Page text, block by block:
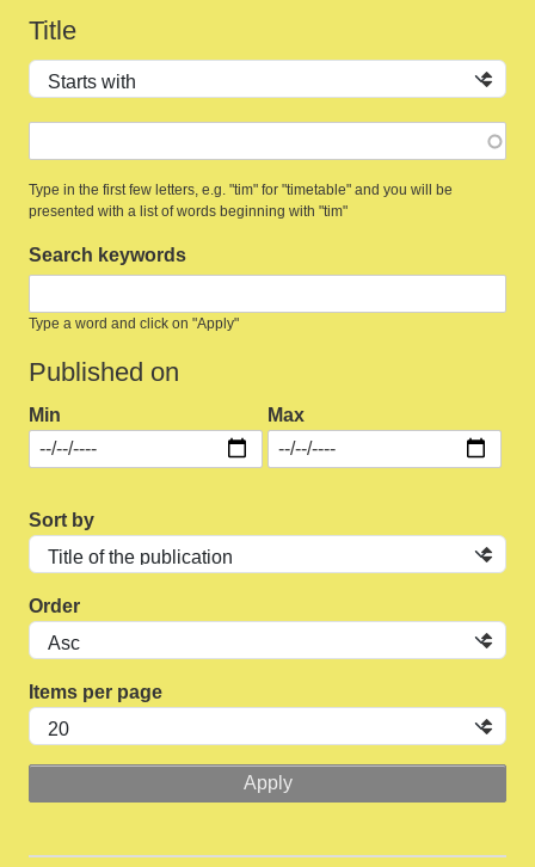
Title
Operator
Type in the first few letters, e.g. "tim" for "timetable" and you will be
presented with a list of words beginning with "tim"
Search keywords
Type a word and click on "Apply"
Published on
Min Max
Sort by
Order
Items per page